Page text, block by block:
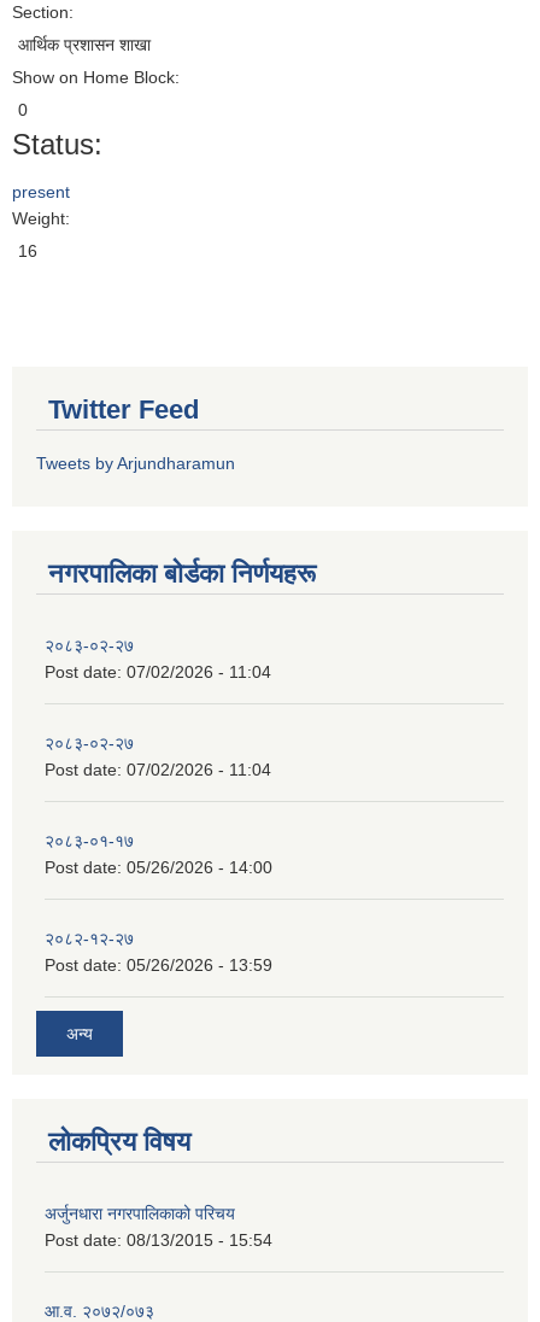
Section:
आर्थिक प्रशासन शाखा
Show on Home Block:
0
Status:
present
Weight:
16
Twitter Feed
Tweets by Arjundharamun
नगरपालिका बाेर्डका निर्णयहरू
२०८३-०२-२७
Post date: 07/02/2026 - 11:04
२०८३-०२-२७
Post date: 07/02/2026 - 11:04
२०८३-०१-१७
Post date: 05/26/2026 - 14:00
२०८२-१२-२७
Post date: 05/26/2026 - 13:59
अन्य
लोकप्रिय विषय
अर्जुनधारा नगरपालिकाको परिचय
Post date: 08/13/2015 - 15:54
आ.व. २०७२/०७३